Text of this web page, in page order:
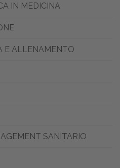
IN MEDICINA
E ALLENAMENTO
SANITARIO